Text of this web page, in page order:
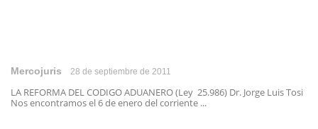
Mercojuris 28 de septiembre de 2011
LA REFORMA DEL CODIGO ADUANERO (Ley 25.986) Dr. Jorge Luis Tosi
Nos encontramos el 6 de enero del corriente ...